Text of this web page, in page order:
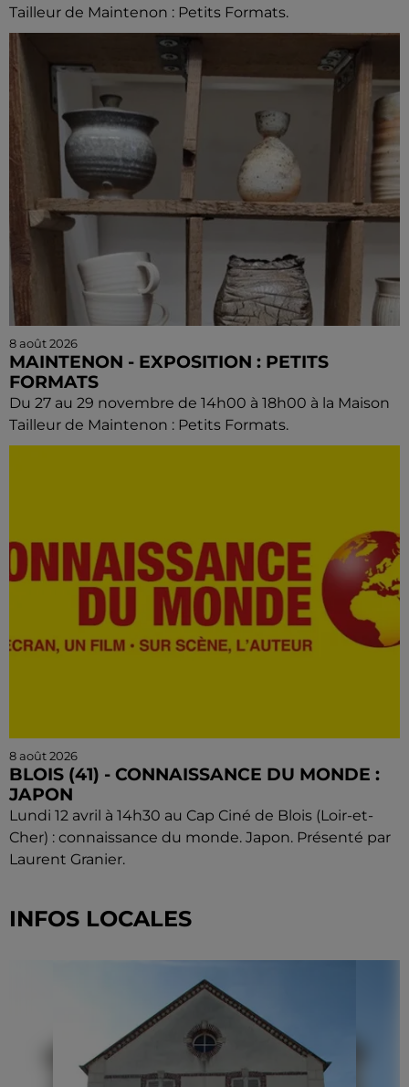
Tailleur de Maintenon : Petits Formats.
8 août 2026
MAINTENON - EXPOSITION : PETITS
FORMATS
Du 27 au 29 novembre de 14h00 à 18h00 à la Maison
Tailleur de Maintenon : Petits Formats.
8 août 2026
BLOIS (41) - CONNAISSANCE DU MONDE :
JAPON
Lundi 12 avril à 14h30 au Cap Ciné de Blois (Loir-et-
Cher) : connaissance du monde. Japon. Présenté par
Laurent Granier.
INFOS LOCALES